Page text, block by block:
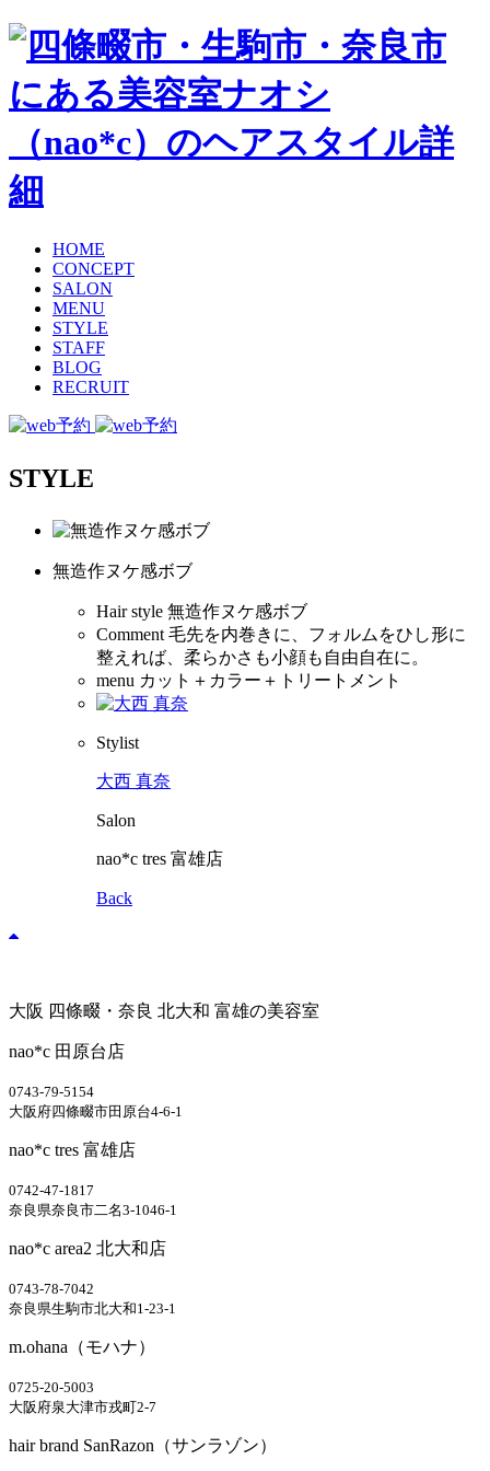
HOME
CONCEPT
SALON
MENU
STYLE
STAFF
BLOG
RECRUIT
STYLE
無造作ヌケ感ボブ
Hair style 無造作ヌケ感ボブ
Comment 毛先を内巻きに、フォルムをひし形に
整えれば、柔らかさも小顔も自由自在に。
menu カット＋カラー＋トリートメント
Stylist
大西 真奈
Salon
nao*c tres 富雄店
Back
大阪 四條畷・奈良 北大和 富雄の美容室
nao*c 田原台店
0743-79-5154
大阪府四條畷市田原台4-6-1
nao*c tres 富雄店
0742-47-1817
奈良県奈良市二名3-1046-1
nao*c area2 北大和店
0743-78-7042
奈良県生駒市北大和1-23-1
m.ohana（モハナ）
0725-20-5003
大阪府泉大津市戎町2-7
hair brand SanRazon（サンラゾン）